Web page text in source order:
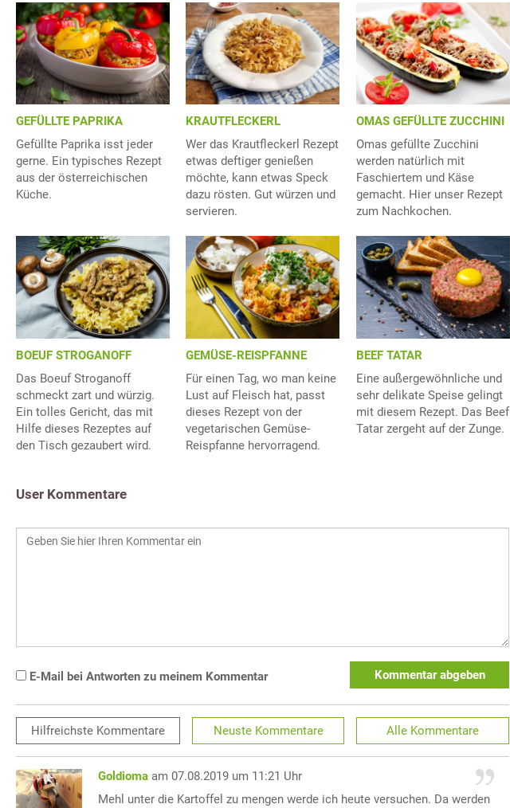
GEFÜLLTE PAPRIKA
Gefüllte Paprika isst jeder
gerne. Ein typisches Rezept
aus der österreichischen
Küche.
KRAUTFLECKERL
Wer das Krautfleckerl Rezept
etwas deftiger genießen
möchte, kann etwas Speck
dazu rösten. Gut würzen und
servieren.
OMAS GEFÜLLTE ZUCCHINI
Omas gefüllte Zucchini
werden natürlich mit
Faschiertem und Käse
gemacht. Hier unser Rezept
zum Nachkochen.
BOEUF STROGANOFF
Das Boeuf Stroganoff
schmeckt zart und würzig.
Ein tolles Gericht, das mit
Hilfe dieses Rezeptes auf
den Tisch gezaubert wird.
GEMÜSE-REISPFANNE
Für einen Tag, wo man keine
Lust auf Fleisch hat, passt
dieses Rezept von der
vegetarischen Gemüse-
Reispfanne hervorragend.
BEEF TATAR
Eine außergewöhnliche und
sehr delikate Speise gelingt
mit diesem Rezept. Das Beef
Tatar zergeht auf der Zunge.
User Kommentare
E-Mail bei Antworten zu meinem Kommentar Kommentar abgeben
Hilfreichste Kommentare Neuste Kommentare Alle Kommentare
Goldioma am 07.08.2019 um 11:21 Uhr
Mehl unter die Kartoffel zu mengen werde ich heute versuchen. Da werden